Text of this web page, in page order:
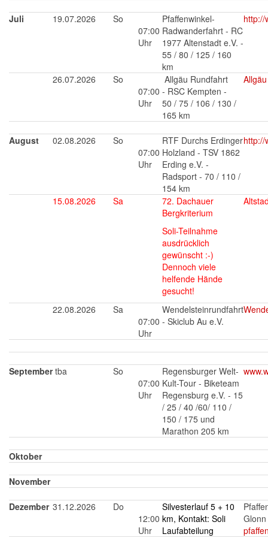
Juli 19.07.2026
So
07:00
Uhr
Pfaffenwinkel-
Radwanderfahrt - RC
1977 Altenstadt e.V. -
55 / 80 / 125 / 160
km
http://
26.07.2026
So
07:00
Uhr
Allgäu Rundfahrt
- RSC Kempten -
50 / 75 / 106 / 130 /
165 km
August 02.08.2026
So
07:00
Uhr
RTF Durchs Erdinger
Holzland - TSV 1862
Erding e.V. -
Radsport - 70 / 110 /
154 km
http://
15.08.2026 Sa
72. Dachauer
Bergkriterium
Soli-Teilnahme
ausdrücklich
gewünscht :-)
Dennoch viele
helfende Hände
gesucht!
22.08.2026
Sa
07:00
Uhr
Wendelsteinrundfahrt
- Skiclub Au e.V.
Septembertba
So
07:00
Uhr
Regensburger Welt-
Kult-Tour - Biketeam
Regensburg e.V. - 15
/ 25 / 40 /60/ 110 /
150 / 175 und
Marathon 205 km
Oktober
November
Dezember 31.12.2026
Do
12:00
Uhr
Silvesterlauf 5 + 10
km, Kontakt: Soli
Laufabteilung
Glonn